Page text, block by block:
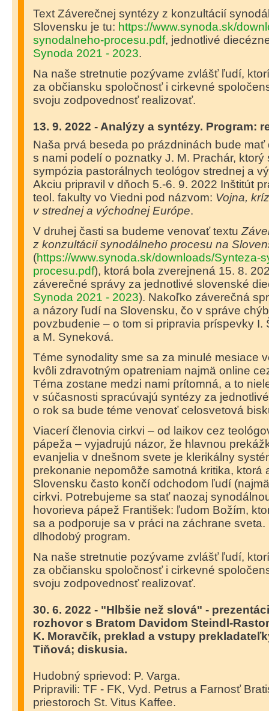
Text Záverečnej syntézy z konzultácií
Slovensku je tu: https://www.synoda.sk/
synodalneho-procesu.pdf, jednotlivé
Synoda 2021 - 2023.
Na naše stretnutie pozývame zvlášť ľudí,
za občiansku spoločnosť i cirkevné
svoju zodpovednosť realizovať.
13. 9. 2022 - Analýzy a syntézy. Program:
Naša prvá beseda po prázdninách bude mať
s nami podelí o poznatky J. M. Prachár,
sympózia pastorálnych teológov strednej a
Akciu pripravil v dňoch 5.-6. 9. 2022 Inštitút
teol. fakulty vo Viedni pod názvom: Vojna,
v strednej a východnej Európe.
V druhej časti sa budeme venovať textu
z konzultácií synodálneho procesu na
(https://www.synoda.sk/downloads/Synteza-
procesu.pdf), ktorá bola zverejnená 15. 8.
záverečné správy za jednotlivé slovenské
Synoda 2021 - 2023). Nakoľko záverečná
a názory ľudí na Slovensku, čo v správe
povzbudenie – o tom si pripravia príspevky I.
a M. Syneková.
Téme synodality sme sa za minulé mesiace
kvôli zdravotným opatreniam najmä online
Téma zostane medzi nami prítomná, a to
v súčasnosti spracúvajú syntézy za
o rok sa bude téme venovať celosvetová
Viacerí členovia cirkvi – od laikov cez
pápeža – vyjadrujú názor, že hlavnou
evanjelia v dnešnom svete je klerikálny
prekonanie nepomôže samotná kritika, ktorá
Slovensku často končí odchodom ľudí
cirkvi. Potrebujeme sa stať naozaj
hovorieva pápež František: ľudom Božím,
sa a podporuje sa v práci na záchrane sveta.
dlhodobý program.
Na naše stretnutie pozývame zvlášť ľudí,
za občiansku spoločnosť i cirkevné
svoju zodpovednosť realizovať.
30. 6. 2022 - "Hlbšie než slová" -
rozhovor s Bratom Davidom Steindl-
K. Moravčík, preklad a vstupy
Tiňová; diskusia.
Hudobný sprievod: P. Varga.
Pripravili: TF - FK, Vyd. Petrus a Farnosť
priestoroch St. Vitus Kaffee.